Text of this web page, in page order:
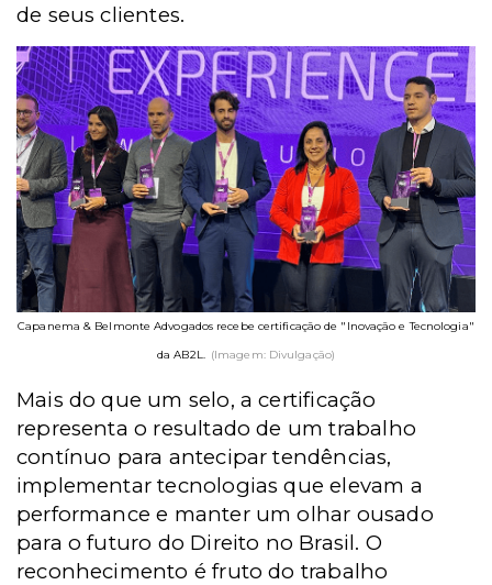
de seus clientes.
Capanema & Belmonte Advogados recebe certificação de "Inovação e Tecnologia"
da AB2L. (Imagem: Divulgação)
Mais do que um selo, a certificação
representa o resultado de um trabalho
contínuo para antecipar tendências,
implementar tecnologias que elevam a
performance e manter um olhar ousado
para o futuro do Direito no Brasil. O
reconhecimento é fruto do trabalho